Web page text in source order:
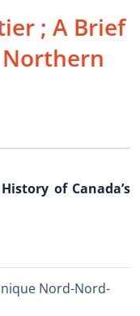
; A Brief
Northern
of Canada’s
Nord-Nord-